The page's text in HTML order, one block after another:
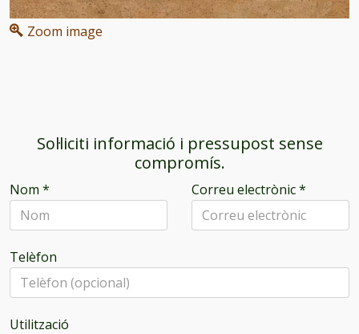
Zoom image
Sol·liciti informació i pressupost sense
compromís.
Nom * Correu electrònic*
Telèfon
Utilització